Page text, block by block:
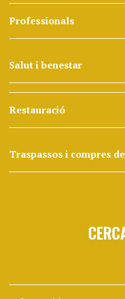
Professionals
Salut i benestar
Restauració
Traspassos i compres